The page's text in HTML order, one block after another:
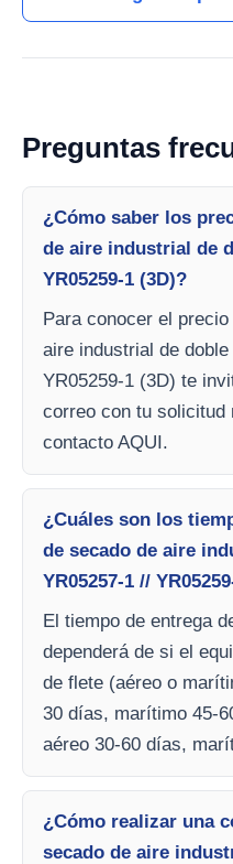
Preguntas
¿Cómo saber los
de aire industrial de
YR05259-1 (3D)?
Para conocer el
aire industrial de
YR05259-1 (3D) te
correo con tu solicitud
contacto AQUI.
¿Cuáles son los
de secado de aire
YR05257-1 //
El tiempo de entrega
dependerá de si el
de flete (aéreo o
30 días, marítimo 45-
aéreo 30-60 días,
¿Cómo realizar una
secado de aire